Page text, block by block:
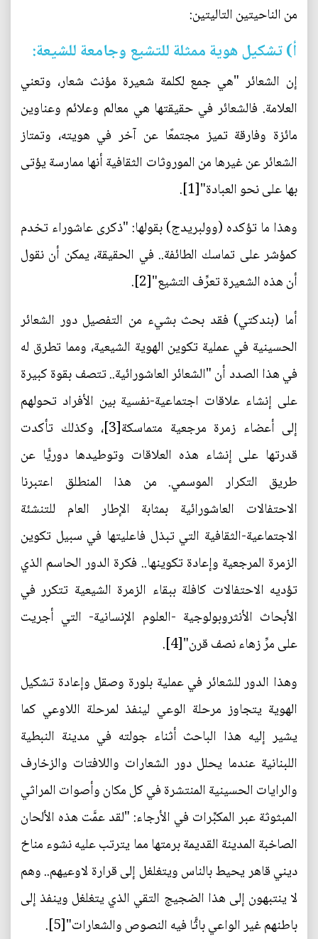
من الناحيتين التاليتين:
أ) تشكيل هوية ممثلة للتشيع وجامعة للشيعة:
إن الشعائر "هي جمع لكلمة شعيرة مؤنث شعار، وتعني
العلامة. فالشعائر في حقيقتها هي معالم وعلائم وعناوين
مائزة وفارقة تميز مجتمعًا عن آخر في هويته، وتمتاز
الشعائر عن غيرها من الموروثات الثقافية أنها ممارسة يؤتى
بها على نحو العبادة"[1].
وهذا ما تؤكده (وولبريدج) بقولها: "ذكرى عاشوراء تخدم
كمؤشر على تماسك الطائفة.. في الحقيقة، يمكن أن نقول
أن هذه الشعيرة تعرِّف التشيع"[2].
أما (بندكتي) فقد بحث بشيء من التفصيل دور الشعائر
الحسينية في عملية تكوين الهوية الشيعية، ومما تطرق له
في هذا الصدد أن "الشعائر العاشورائية.. تتصف بقوة كبيرة
على إنشاء علاقات اجتماعية-نفسية بين الأفراد تحولهم
إلى أعضاء زمرة مرجعية متماسكة[3]، وكذلك تأكدت
قدرتها على إنشاء هذه العلاقات وتوطيدها دوريًّا عن
طريق التكرار الموسمي. من هذا المنطلق اعتبرنا
الاحتفالات العاشورائية بمثابة الإطار العام للتنشئة
الاجتماعية-الثقافية التي تبذل فاعليتها في سبيل تكوين
الزمرة المرجعية وإعادة تكوينها.. فكرة الدور الحاسم الذي
تؤديه الاحتفالات كافلة ببقاء الزمرة الشيعية تتكرر في
الأبحاث الأنثروبولوجية -العلوم الإنسانية- التي أجريت
على مرِّ زهاء نصف قرن"[4].
وهذا الدور للشعائر في عملية بلورة وصقل وإعادة تشكيل
الهوية يتجاوز مرحلة الوعي لينفذ لمرحلة اللاوعي كما
يشير إليه هذا الباحث أثناء جولته في مدينة النبطية
اللبنانية عندما يحلل دور الشعارات واللافتات والزخارف
والرايات الحسينية المنتشرة في كل مكان وأصوات المراثي
المبثوثة عبر المكبِّرات في الأرجاء: "لقد عمَّت هذه الألحان
الصاخبة المدينة القديمة برمتها مما يترتب عليه نشوء مناخ
ديني قاهر يحيط بالناس ويتغلغل إلى قرارة لاوعيهم.. وهم
لا ينتبهون إلى هذا الضجيج التقي الذي يتغلغل وينفذ إلى
باطنهم غير الواعي باثًّا فيه النصوص والشعارات"[5].